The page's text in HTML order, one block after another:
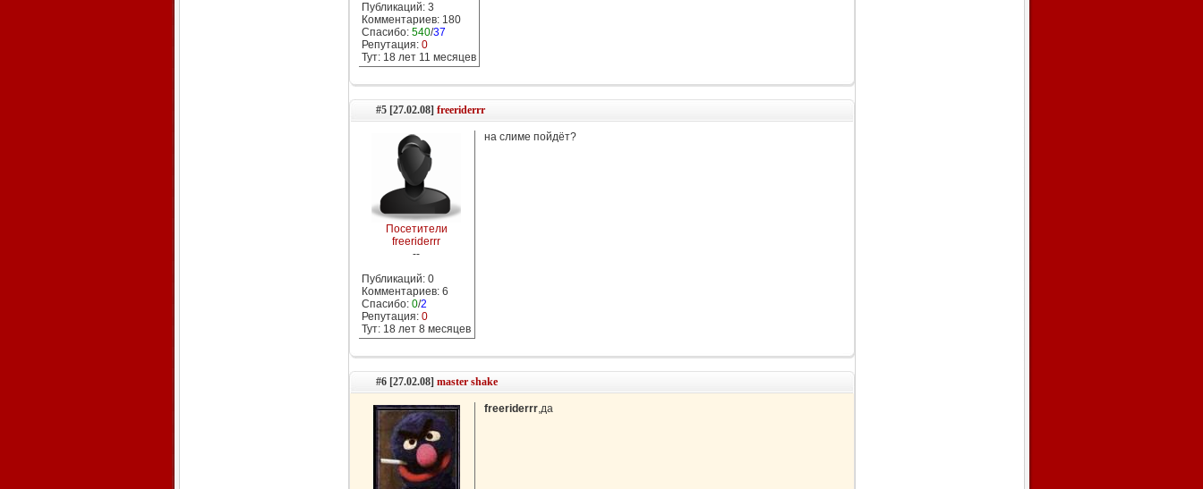
Публикаций: 3
Комментариев: 180
Спасибо: 540/37
Репутация: 0
Тут: 18 лет 11 месяцев
#5 [27.02.08] freeriderrr
Посетители
freeriderrr
--
Публикаций: 0
Комментариев: 6
Спасибо: 0/2
Репутация: 0
Тут: 18 лет 8 месяцев
на слиме пойдёт?
#6 [27.02.08] master shake
freeriderrr,да